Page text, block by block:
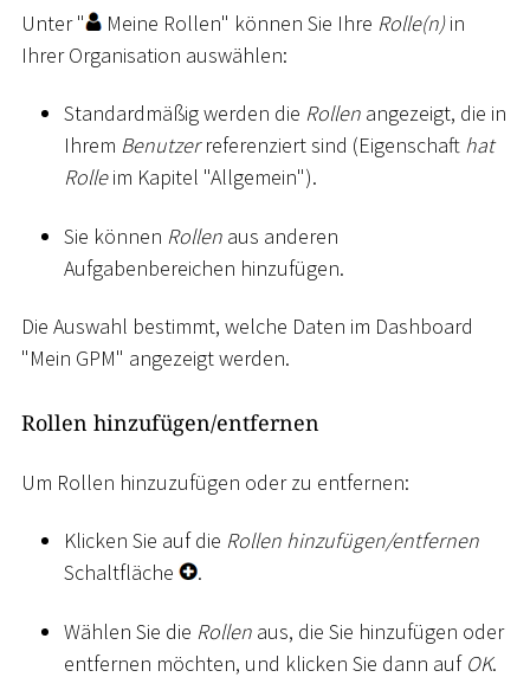
Unter " Meine Rollen" können Sie Ihre Rolle(n)in
Ihrer Organisation auswählen:
Standardmäßig werden die Rollen angezeigt, die in
Ihrem Benutzerreferenziert sind (Eigenschaft hat
Rolleim Kapitel "Allgemein").
Sie können Rollen aus anderen
Aufgabenbereichen hinzufügen.
Die Auswahl bestimmt, welche Daten im Dashboard
"Mein GPM" angezeigt werden.
Rollen hinzufügen/entfernen
Um Rollen hinzuzufügen oder zu entfernen:
Klicken Sie auf die Rollen hinzufügen/entfernen
Schaltfläche
.
Wählen Sie die Rollen aus, die Sie hinzufügen oder
entfernen möchten, und klicken Sie dann auf OK.